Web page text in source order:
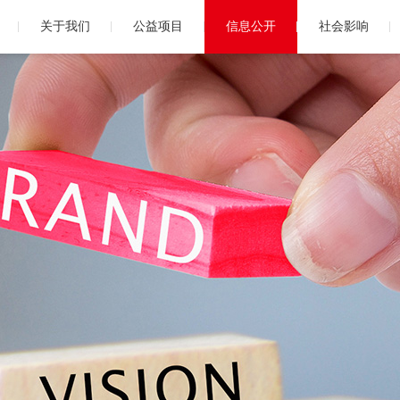
关于我们 公益项目 信息公开 社会影响